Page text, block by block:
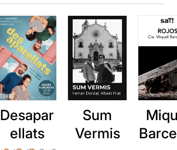
el debat. En aquest cas
podríem dir que la forma
s'ha menjat el contingut, tot i
que sempre és un goig que
et ballin pràcticament a
sobre, escoltant la respiració
dels intèrprets i valorant en
primera línia l'esforç que
suposa el que, des de lluny,
sembla tan fàcil.
Desapar
ellats
Sum
Vermis